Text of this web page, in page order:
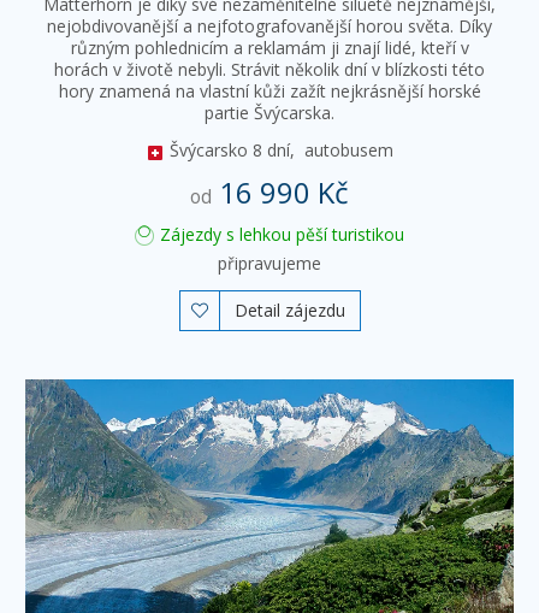
Matterhorn je díky své nezaměnitelné siluetě nejznámější,
nejobdivovanější a nejfotografovanější horou světa. Díky
různým pohlednicím a reklamám ji znají lidé, kteří v
horách v životě nebyli. Strávit několik dní v blízkosti této
hory znamená na vlastní kůži zažít nejkrásnější horské
partie Švýcarska.
Švýcarsko 8 dní, autobusem
od 16 990 Kč
Zájezdy s lehkou pěší turistikou
připravujeme
 Detail zájezdu